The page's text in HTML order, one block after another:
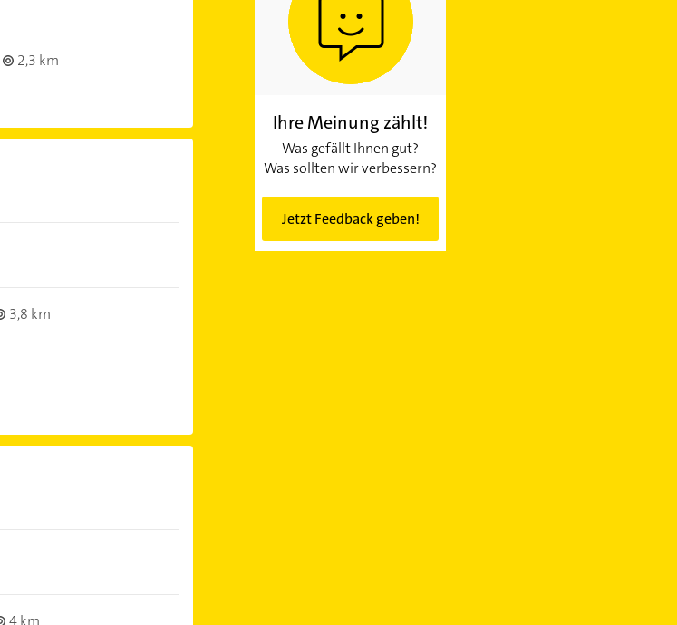
2,3 km
3,8 km
4 km
Ihre Meinung zählt!
Was gefällt Ihnen gut?
Was sollten wir verbessern?
Jetzt Feedback geben!